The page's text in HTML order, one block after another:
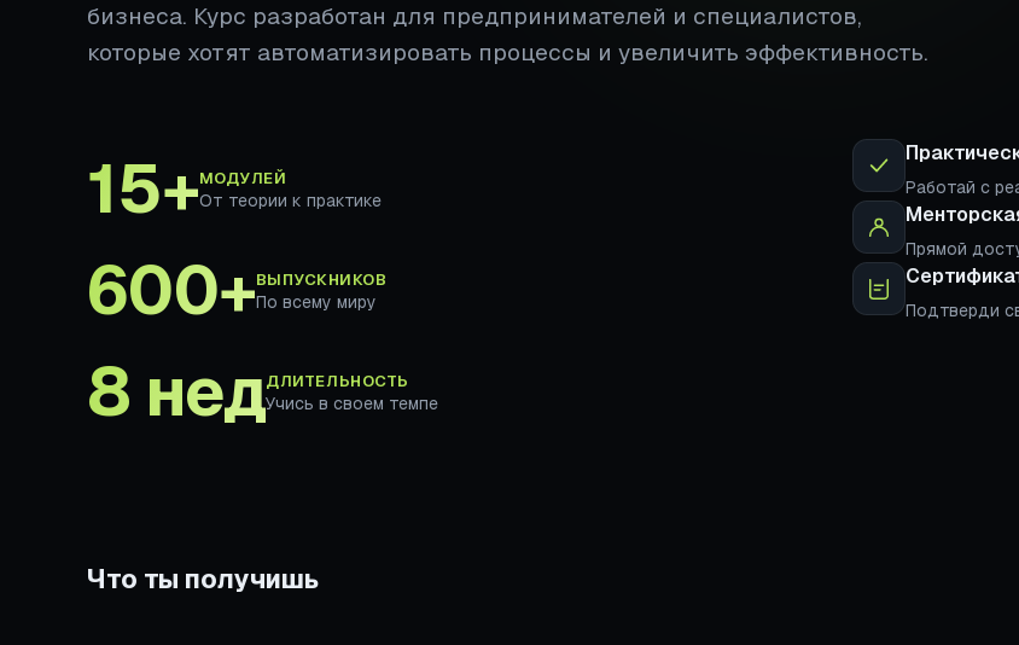
бизнеса. Курс разработан для предпринимателей и специалистов,
которые хотят автоматизировать процессы и увеличить эффективность.
15+МОДУЛЕЙ
От теории к практике
600+ВЫПУСКНИКОВ
По всему миру
8 недДЛИТЕЛЬНОСТЬ
Учись в своем темпе
Работай с
Прямой
Подтверди
Что ты получишь